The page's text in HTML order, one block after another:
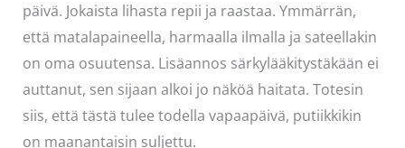
päivä. Jokaista lihasta repii ja raastaa. Ymmärrän,
että matalapaineella, harmaalla ilmalla ja sateellakin
on oma osuutensa. Lisäannos särkylääkitystäkään ei
auttanut, sen sijaan alkoi jo näköä haitata. Totesin
siis, että tästä tulee todella vapaapäivä, putiikkikin
on maanantaisin suljettu.